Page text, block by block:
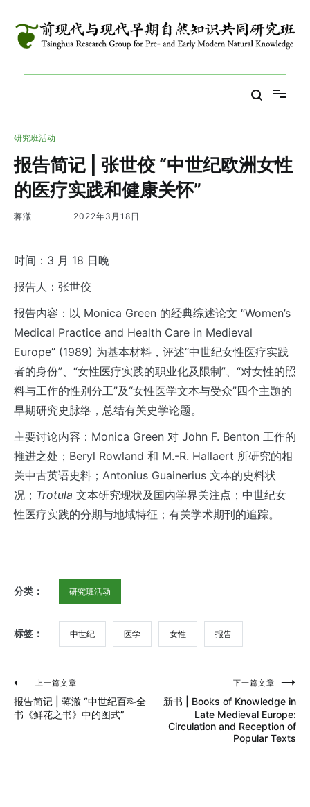
前现代与现代早期自然知识共同研究班
研究班活动
报告简记 | 张世佼 “中世纪欧洲女性
的医疗实践和健康关怀”
蒋澈 2022年3月18日
时间：3 月 18 日晚
报告人：张世佼
报告内容：以 Monica Green 的经典综述论文 “Women’s
Medical Practice and Health Care in Medieval
Europe” (1989) 为基本材料，评述“中世纪女性医疗实践
者的身份”、“女性医疗实践的职业化及限制”、“对女性的照
料与工作的性别分工”及“女性医学文本与受众”四个主题的
早期研究史脉络，总结有关史学论题。
主要讨论内容：Monica Green 对 John F. Benton 工作的
推进之处；Beryl Rowland 和 M.-R. Hallaert 所研究的相
关中古英语史料；Antonius Guainerius 文本的史料状
况； Trotula 文本研究现状及国内学界关注点；中世纪女
性医疗实践的分期与地域特征；有关学术期刊的追踪。
分类： 研究班活动
标签： 中世纪 医学 女性 报告
文
章
上一篇文章
报告简记 | 蒋澈 “中世纪百科全
书《鲜花之书》中的图式”
下一篇文章
新书 | Books of Knowledge in
Late Medieval Europe:
Circulation and Reception of
Popular Texts